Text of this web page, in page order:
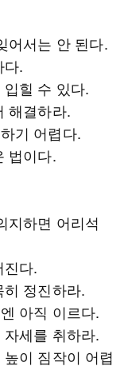
어서는 안 된다.
.
힐 수 있다.
해결하라.
기 어렵다.
법이다.
지하면 어리석
다.
정진하라.
아직 이르다.
세를 취하라.
이 짐작이 어렵